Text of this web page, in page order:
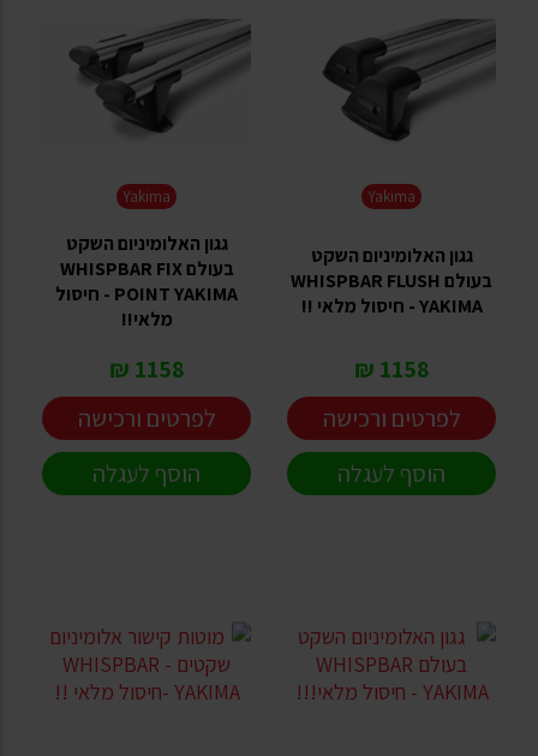
Yakima
גגון האלומיניום השקט
בעולם WHISPBAR FLUSH
YAKIMA - חיסול מלאי !!
1158 ₪
לפרטים ורכישה
הוסף לעגלה
Yakima
גגון האלומיניום השקט
בעולם WHISPBAR FIX
POINT YAKIMA - חיסול
מלאי!!
1158 ₪
לפרטים ורכישה
הוסף לעגלה